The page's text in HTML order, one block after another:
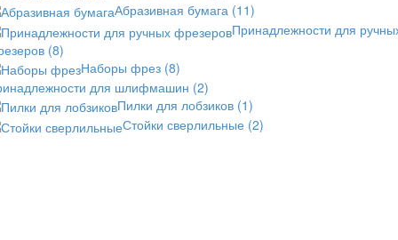
Абразивная бумага (11)
Принадлежности для
(8)
Наборы фрез (8)
для шлифмашин (2)
Пилки для лобзиков (1)
Стойки сверлильные (2)